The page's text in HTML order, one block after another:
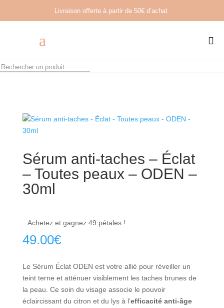
Livraison offerte à partir de 50€ d’achat

Sérum anti-taches – Éclat
– Toutes peaux – ODEN –
30ml
Achetez et gagnez 49 pétales !
49.00€
Le Sérum Éclat ODEN est votre allié pour réveiller un
teint terne et atténuer visiblement les taches brunes de
la peau. Ce soin du visage associe le pouvoir
éclaircissant du citron et du lys à l’efficacité anti-âge